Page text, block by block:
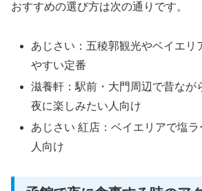
おすすめの選び方は次の通りです。
あじさい：五稜郭観光やベイエリ
やすい定番
滋養軒：駅前・大門周辺で昔なが
夜に楽しみたい人向け
あじさい 紅店：ベイエリアで塩
人向け